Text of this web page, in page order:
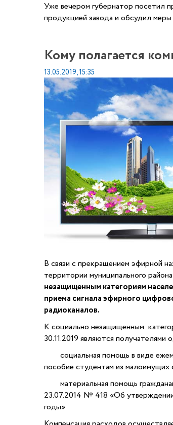
Уже вечером губернатор посетил
продукцией завода и обсудил
Кому полагается
13.05.2019, 15:35
В связи с прекращением эфирной
территории муниципального
незащищенным категориям
приема сигнала эфирного
радиоканалов.
К социально незащищенным
30.11.2019 являются
социальная помощь в виде
пособие студентам из
материальная помощь
23.07.2014 № 418 «Об утверждении
годы»